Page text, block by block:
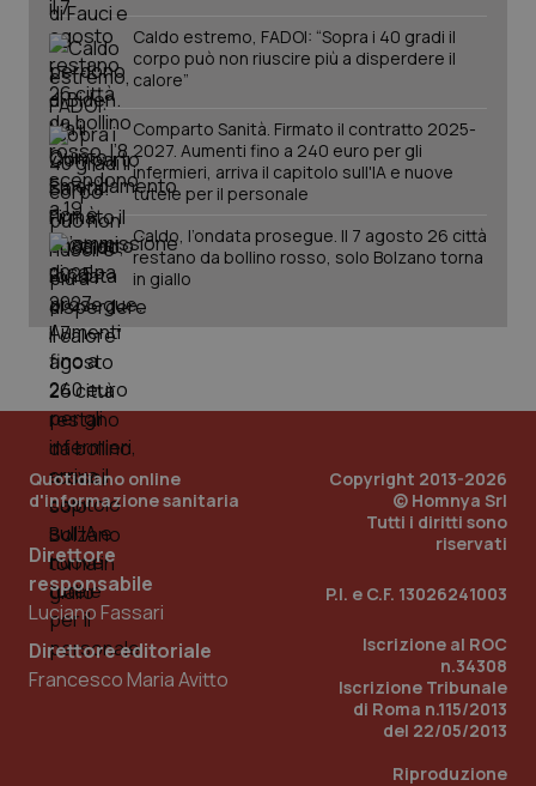
Caldo estremo, FADOI: “Sopra i 40 gradi il
corpo può non riuscire più a disperdere il
calore”
Comparto Sanità. Firmato il contratto 2025-
2027. Aumenti fino a 240 euro per gli
infermieri, arriva il capitolo sull'IA e nuove
tutele per il personale
Caldo, l’ondata prosegue. Il 7 agosto 26 città
restano da bollino rosso, solo Bolzano torna
in giallo
Quotidiano online
d'informazione sanitaria
Direttore
responsabile
Luciano Fassari
Direttore editoriale
Francesco Maria Avitto
Copyright 2013-2026
© Homnya Srl
Tutti i diritti sono
riservati
P.I. e C.F. 13026241003
Iscrizione al ROC
n.34308
Iscrizione Tribunale
di Roma n.115/2013
del 22/05/2013
Riproduzione
_ga
Google LLC
.quotidianosanita.it
PHPSESSID
PHP.net
www.quotidianosanita.it